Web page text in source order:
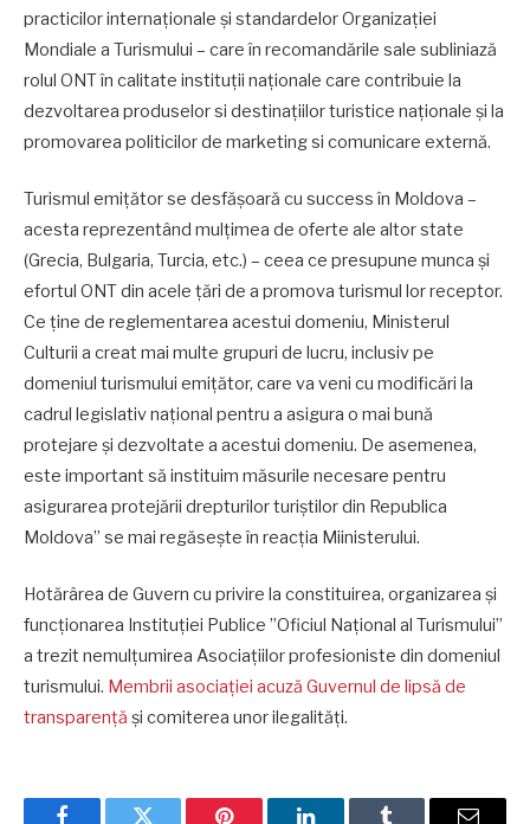
practicilor internaționale și standardelor Organizației
Mondiale a Turismului – care în recomandările sale subliniază
rolul ONT în calitate instituții naționale care contribuie la
dezvoltarea produselor si destinațiilor turistice naționale și la
promovarea politicilor de marketing si comunicare externă.
Turismul emițător se desfășoară cu success în Moldova –
acesta reprezentând mulțimea de oferte ale altor state
(Grecia, Bulgaria, Turcia, etc.) – ceea ce presupune munca și
efortul ONT din acele țări de a promova turismul lor receptor.
Ce ține de reglementarea acestui domeniu, Ministerul
Culturii a creat mai multe grupuri de lucru, inclusiv pe
domeniul turismului emițător, care va veni cu modificări la
cadrul legislativ național pentru a asigura o mai bună
protejare și dezvoltate a acestui domeniu. De asemenea,
este important să instituim măsurile necesare pentru
asigurarea protejării drepturilor turiștilor din Republica
Moldova” se mai regăsește în reacția Miinisterului.
Hotărârea de Guvern cu privire la constituirea, organizarea și
funcționarea Instituției Publice ”Oficiul Național al Turismului”
a trezit nemulțumirea Asociațiilor profesioniste din domeniul
turismului. Membrii asociației acuză Guvernul de lipsă de
transparență și comiterea unor ilegalități.